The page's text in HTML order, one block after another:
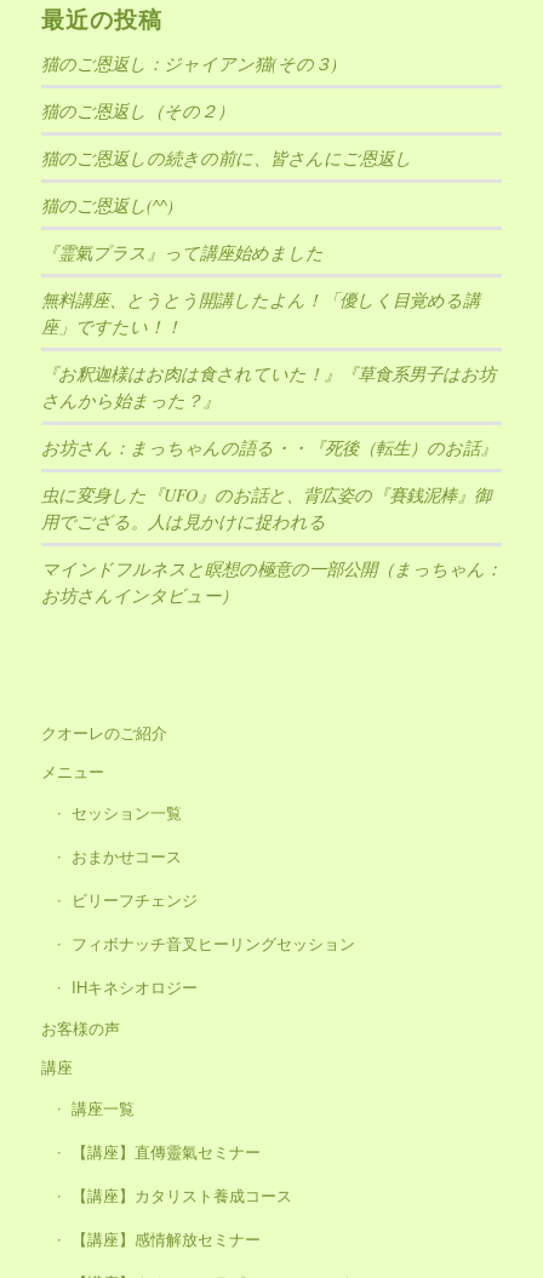
最近の投稿
猫のご恩返し：ジャイアン猫(その３)
猫のご恩返し（その２）
猫のご恩返しの続きの前に、皆さんにご恩返し
猫のご恩返し(^^)
『霊氣プラス』って講座始めました
無料講座、とうとう開講したよん！「優しく目覚める講
座」ですたい！！
『お釈迦様はお肉は食されていた！』『草食系男子はお坊
さんから始まった？』
お坊さん：まっちゃんの語る・・『死後（転生）のお話』
虫に変身した『UFO』のお話と、背広姿の『賽銭泥棒』御
用でござる。人は見かけに捉われる
マインドフルネスと瞑想の極意の一部公開（まっちゃん：
お坊さんインタビュー）
クオーレのご紹介
メニュー
セッション一覧
おまかせコース
ビリーフチェンジ
フィボナッチ音叉ヒーリングセッション
IHキネシオロジー
お客様の声
講座
講座一覧
【講座】直傳靈氣セミナー
【講座】カタリスト養成コース
【講座】感情解放セミナー